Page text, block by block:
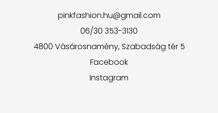
pinkfashion.hu@gmail.com
06/30 353-3130
4800 Vásárosnamény, Szabadság tér 5
Facebook
Instagram